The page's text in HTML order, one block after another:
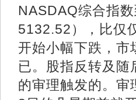
NASDAQ综合指
5132.52），比仅
开始小幅下跌，市
已。股指反转及
的审理触发的。审